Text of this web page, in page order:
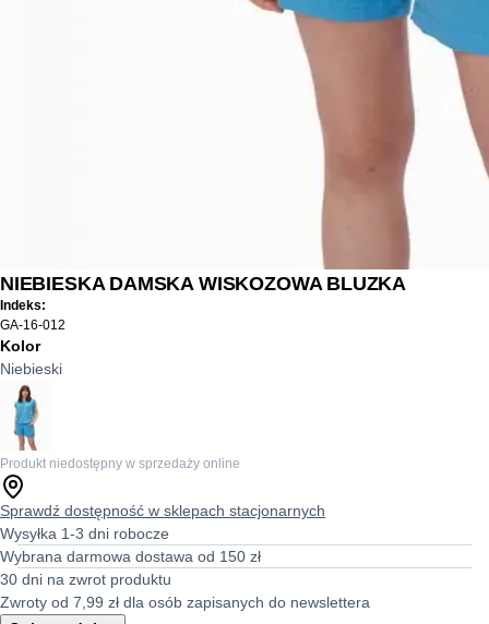
NIEBIESKA DAMSKA WISKOZOWA BLUZKA
Indeks:
GA-16-012
Kolor
Niebieski
Produkt niedostępny w sprzedaży online
Sprawdź dostępność w sklepach stacjonarnych
Wysyłka 1-3 dni robocze
Wybrana darmowa dostawa od 150 zł
30 dni na zwrot produktu
Zwroty od 7,99 zł dla osób zapisanych do newslettera